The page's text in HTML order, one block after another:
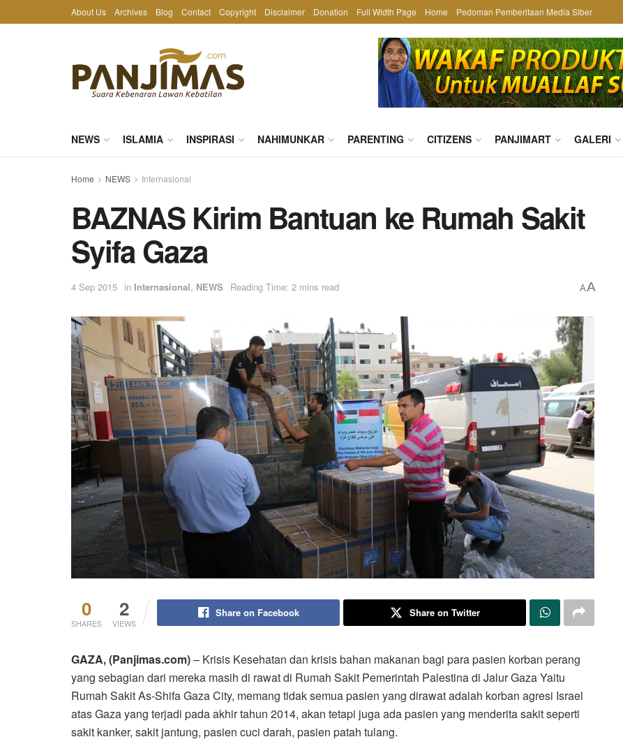
About Us Archives Blog Contact Copyright Disclaimer Donation Full Width Page Home Pedoman Pemberitaan Media Siber
NEWS ISLAMIA INSPIRASI NAHIMUNKAR PARENTING CITIZENS PANJIMART GALERI
Home NEWS Internasional
BAZNAS Kirim Bantuan ke Rumah Sakit
Syifa Gaza
4 Sep 2015 in Internasional, NEWS Reading Time: 2 mins read AA
0
SHARES
2
VIEWS
Share on Facebook Share on Twitter
GAZA, (Panjimas.com)– Krisis Kesehatan dan krisis bahan makanan bagi para pasien korban perang
yang sebagian dari mereka masih di rawat di Rumah Sakit Pemerintah Palestina di Jalur Gaza Yaitu
Rumah Sakit As-Shifa Gaza City, memang tidak semua pasien yang dirawat adalah korban agresi Israel
atas Gaza yang terjadi pada akhir tahun 2014, akan tetapi juga ada pasien yang menderita sakit seperti
sakit kanker, sakit jantung, pasien cuci darah, pasien patah tulang.